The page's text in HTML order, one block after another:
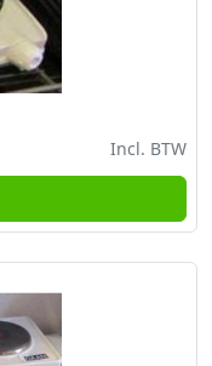
Incl. BTW